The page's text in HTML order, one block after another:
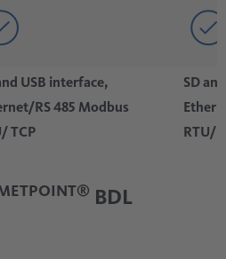
USB interface,
RS 485 Modbus
TCP
SD
RTU/
BDL